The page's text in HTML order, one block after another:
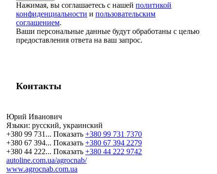
Нажимая, вы соглашаетесь с нашей политикой
конфиденциальности и пользовательским
соглашением.
Ваши персональные данные будут обработаны с целью
предоставления ответа на ваш запрос.
Контакты
Юрий Иванович
Языки: русский, украинский
+380 99 731... Показать +380 99 731 7370
+380 67 394... Показать +380 67 394 2279
+380 44 222... Показать +380 44 222 9742
autoline.com.ua/agrocnab/
www.agrocnab.com.ua